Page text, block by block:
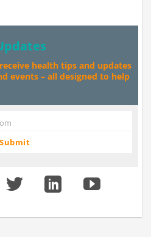
health tips and updates
events – all designed to help
Submit